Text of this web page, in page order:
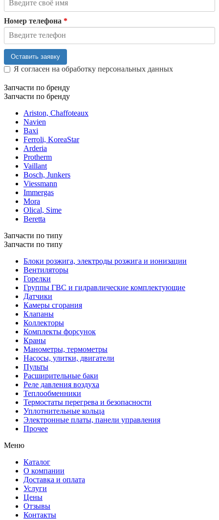
Номер телефона *
Оставить заявку
Я согласен на обработку персональных данных
Запчасти по бренду
Запчасти по бренду
Ariston, Chaffoteaux
Navien
Baxi
Ferroli, KoreaStar
Arderia
Protherm
Vaillant
Bosch, Junkers
Viessmann
Immergas
Mora
Olical, Sime
Beretta
Запчасти по типу
Запчасти по типу
Блоки розжига, электроды розжига и ионизации
Вентиляторы
Горелки
Группы ГВС и гидравлические комплектующие
Датчики
Камеры сгорания
Клапаны
Коллекторы
Комплекты форсунок
Краны
Манометры, термометры
Насосы, улитки, двигатели
Пульты
Расширительные баки
Реле давления воздуха
Теплообменники
Термостаты перегрева и безопасности
Уплотнительные кольца
Электронные платы, панели управления
Прочее
Меню
Каталог
О компании
Доставка и оплата
Услуги
Цены
Отзывы
Контакты